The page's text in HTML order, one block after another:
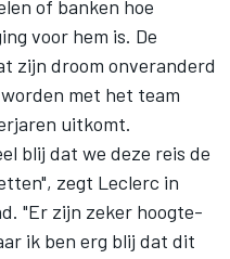
of banken hoe
voor hem is. De
zijn droom onveranderd
met het team
uitkomt.
blij dat we deze reis de
zegt Leclerc in
"Er zijn zeker hoogte-
ik ben erg blij dat dit